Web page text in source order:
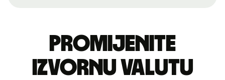
Promijenite
izvornu valutu